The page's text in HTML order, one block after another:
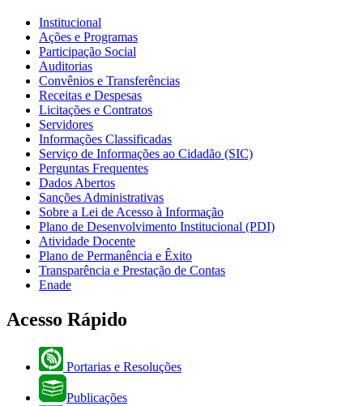
Institucional
Ações e Programas
Participação Social
Auditorias
Convênios e Transferências
Receitas e Despesas
Licitações e Contratos
Servidores
Informações Classificadas
Serviço de Informações ao Cidadão (SIC)
Perguntas Frequentes
Dados Abertos
Sanções Administrativas
Sobre a Lei de Acesso à Informação
Plano de Desenvolvimento Institucional (PDI)
Atividade Docente
Plano de Permanência e Êxito
Transparência e Prestação de Contas
Enade
Acesso Rápido
Portarias e Resoluções
Publicações